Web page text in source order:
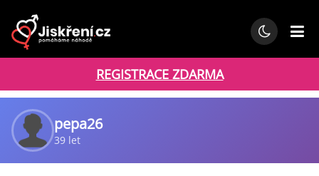
REGISTRACE ZDARMA
pepa26
39 let